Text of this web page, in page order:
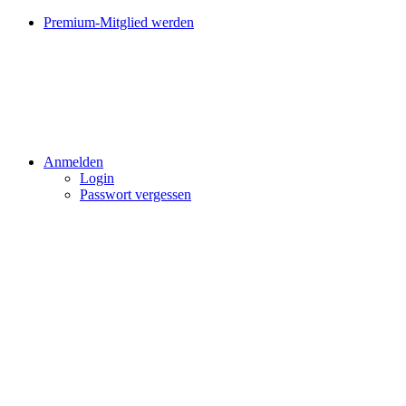
Premium-Mitglied werden
Anmelden
Login
Passwort vergessen